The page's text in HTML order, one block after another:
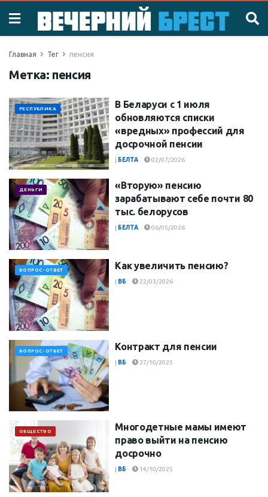
Главная Тег пенсия
Метка: пенсия
РЕСПУБЛИКА
В Беларуси с 1 июля
обновляются списки
«вредных» профессий для
досрочной пенсии
| БЕЛТА 02/07/2026
ДЕНЬГИ
«Вторую» пенсию
зарабатывают себе почти 80
тыс. белорусов
| БЕЛТА 06/05/2026
ВОПРОС-ОТВЕТ Как увеличить пенсию?
| ВБ 22/03/2026
ВОПРОС-ОТВЕТ Контракт для пенсии
| ВБ 27/10/2025
ОБЩЕСТВО
Многодетные мамы имеют
право выйти на пенсию
досрочно
| ВБ 14/10/2025